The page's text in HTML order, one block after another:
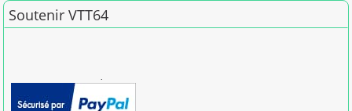
Soutenir VTT64
Merci pour vos dons en 2026
[01/01/2026] patdam